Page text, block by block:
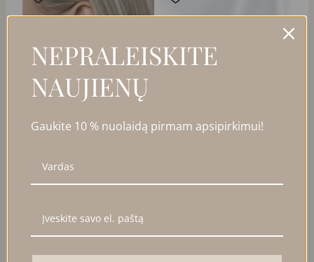
EAR CUFF SU ŽALIAIS
CIRKONIAIS
CIRKONIAIS
NEPRALEISKITE
NAUJIENŲ
Gaukite 10 % nuolaidą pirmam apsipirkimui!